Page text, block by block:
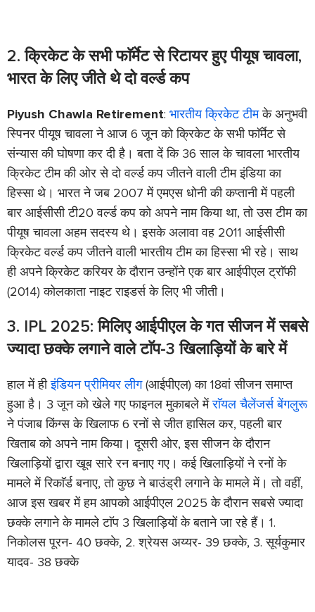
2. क्रिकेट के सभी फाॅर्मेट से रिटायर हुए पीयूष चावला,
भारत के लिए जीते थे दो वर्ल्ड कप
Piyush Chawla Retirement: भारतीय क्रिकेट टीमके अनुभवी
स्पिनर पीयूष चावला ने आज 6 जून को क्रिकेट के सभी फाॅर्मेट से
संन्यास की घोषणा कर दी है। बता दें कि 36 साल के चावला भारतीय
क्रिकेट टीम की ओर से दो वर्ल्ड कप जीतने वाली टीम इंडिया का
हिस्सा थे। भारत ने जब 2007 में एमएस धोनी की कप्तानी में पहली
बार आईसीसी टी20 वर्ल्ड कप को अपने नाम किया था, तो उस टीम का
पीयूष चावला अहम सदस्य थे। इसके अलावा वह 2011 आईसीसी
क्रिकेट वर्ल्ड कप जीतने वाली भारतीय टीम का हिस्सा भी रहे। साथ
ही अपने क्रिकेट करियर के दौरान उन्होंने एक बार आईपीएल ट्राॅफी
(2014) कोलकाता नाइट राइडर्स के लिए भी जीती।
3. IPL 2025: मिलिए आईपीएल के गत सीजन में सबसे
ज्यादा छक्के लगाने वाले टाॅप-3 खिलाड़ियों के बारे में
हाल में हीइंडियन प्रीमियर लीग(आईपीएल) का 18वां सीजन समाप्त
हुआ है। 3 जून को खेले गए फाइनल मुकाबले मेंराॅयल चैलेंजर्स बेंगलुरू
ने पंजाब किंग्स के खिलाफ 6 रनों से जीत हासिल कर, पहली बार
खिताब को अपने नाम किया। दूसरी ओर, इस सीजन के दौरान
खिलाड़ियों द्वारा खूब सारे रन बनाए गए। कई खिलाड़ियों ने रनों के
मामले में रिकाॅर्ड बनाए, तो कुछ ने बाउंड्री लगाने के मामले में। तो वहीं,
आज इस खबर में हम आपको आईपीएल 2025 के दौरान सबसे ज्यादा
छक्के लगाने के मामले टाॅप 3 खिलाड़ियों के बताने जा रहे हैं। 1.
निकोलस पूरन- 40 छक्के, 2. श्रेयस अय्यर- 39 छक्के, 3. सूर्यकुमार
यादव- 38 छक्के